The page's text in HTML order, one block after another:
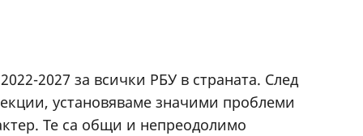
2027 за всички РБУ в страната. След
установяваме значими проблеми
Те са общи и непреодолимо